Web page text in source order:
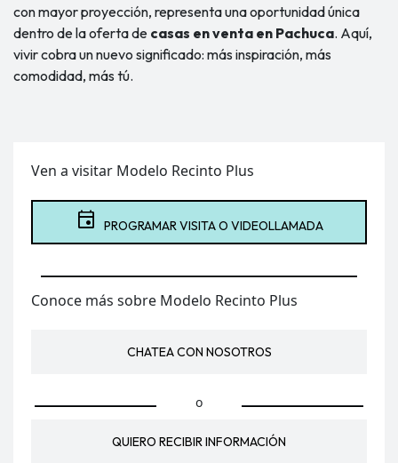
con mayor proyección, representa una oportunidad única
dentro de la oferta de casas en venta en Pachuca. Aquí,
vivir cobra un nuevo significado: más inspiración, más
comodidad, más tú.
Ven a visitar Modelo Recinto Plus
event PROGRAMAR VISITA O VIDEOLLAMADA
Conoce más sobre Modelo Recinto Plus
CHATEA CON NOSOTROS
o
QUIERO RECIBIR INFORMACIÓN